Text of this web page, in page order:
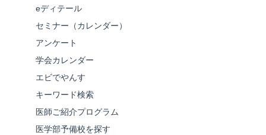
eディテール
セミナー（カレンダー）
アンケート
学会カレンダー
エビでやんす
キーワード検索
医師ご紹介プログラム
医学部予備校を探す